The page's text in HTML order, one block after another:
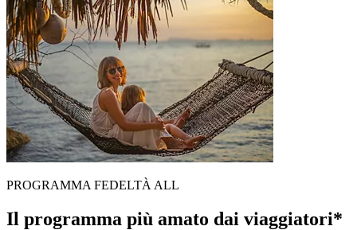
PROGRAMMA FEDELTÀ ALL
Il programma più amato dai viaggiatori*